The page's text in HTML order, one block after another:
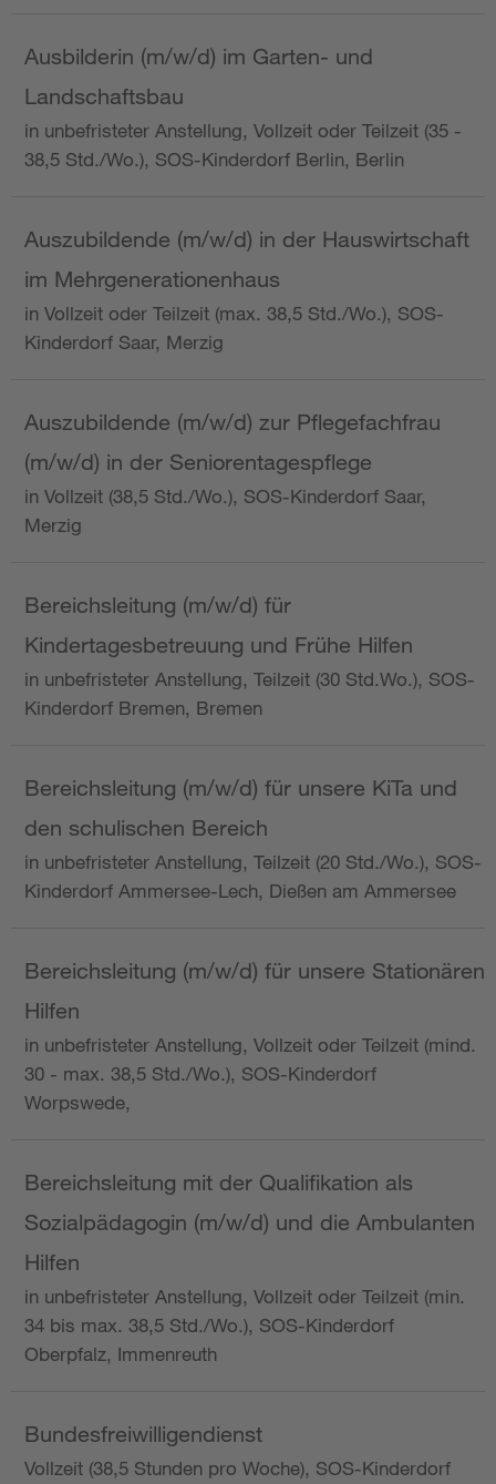
Ausbilderin (m/w/d) im Garten- und
Landschaftsbau
in unbefristeter Anstellung, Vollzeit oder Teilzeit (35 -
38,5 Std./Wo.), SOS-Kinderdorf Berlin, Berlin
Auszubildende (m/w/d) in der Hauswirtschaft
im Mehrgenerationenhaus
in Vollzeit oder Teilzeit (max. 38,5 Std./Wo.), SOS-
Kinderdorf Saar, Merzig
Auszubildende (m/w/d) zur Pflegefachfrau
(m/w/d) in der Seniorentagespflege
in Vollzeit (38,5 Std./Wo.), SOS-Kinderdorf Saar,
Merzig
Bereichsleitung (m/w/d) für
Kindertagesbetreuung und Frühe Hilfen
in unbefristeter Anstellung, Teilzeit (30 Std.Wo.), SOS-
Kinderdorf Bremen, Bremen
Bereichsleitung (m/w/d) für unsere KiTa und
den schulischen Bereich
in unbefristeter Anstellung, Teilzeit (20 Std./Wo.), SOS-
Kinderdorf Ammersee-Lech, Dießen am Ammersee
Bereichsleitung (m/w/d) für unsere Stationären
Hilfen
in unbefristeter Anstellung, Vollzeit oder Teilzeit (mind.
30 - max. 38,5 Std./Wo.), SOS-Kinderdorf
Worpswede,
Bereichsleitung mit der Qualifikation als
Sozialpädagogin (m/w/d) und die Ambulanten
Hilfen
in unbefristeter Anstellung, Vollzeit oder Teilzeit (min.
34 bis max. 38,5 Std./Wo.), SOS-Kinderdorf
Oberpfalz, Immenreuth
Bundesfreiwilligendienst
Vollzeit (38,5 Stunden pro Woche), SOS-Kinderdorf